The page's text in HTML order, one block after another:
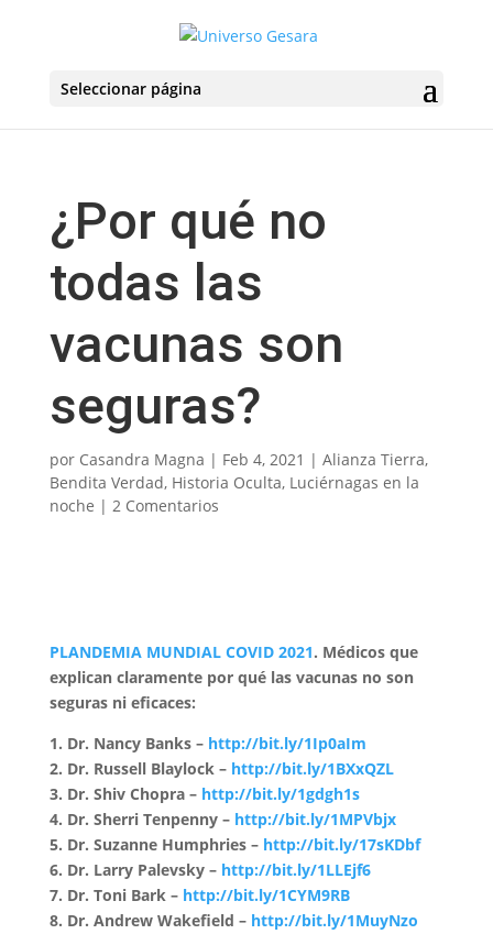
Seleccionar página
¿Por qué no
todas las
vacunas son
seguras?
por Casandra Magna | Feb 4, 2021 | Alianza Tierra,
Bendita Verdad, Historia Oculta, Luciérnagas en la
noche | 2 Comentarios
PLANDEMIA MUNDIAL COVID 2021. Médicos que
explican claramente por qué las vacunas no son
seguras ni eficaces:
1. Dr. Nancy Banks – http://bit.ly/1Ip0aIm
2. Dr. Russell Blaylock – http://bit.ly/1BXxQZL
3. Dr. Shiv Chopra – http://bit.ly/1gdgh1s
4. Dr. Sherri Tenpenny – http://bit.ly/1MPVbjx
5. Dr. Suzanne Humphries – http://bit.ly/17sKDbf
6. Dr. Larry Palevsky – http://bit.ly/1LLEjf6
7. Dr. Toni Bark – http://bit.ly/1CYM9RB
8. Dr. Andrew Wakefield – http://bit.ly/1MuyNzo